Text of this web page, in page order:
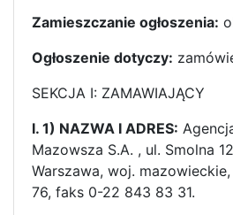
Zamieszczanie ogłoszenia:
Ogłoszenie dotyczy:
SEKCJA I: ZAMAWIAJĄCY
I. 1) NAZWA I ADRES:
Mazowsza S.A. , ul. Smolna
Warszawa, woj.
76, faks 0-22 843 83 31.